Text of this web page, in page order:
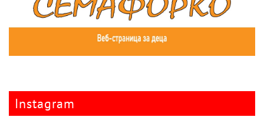
Instagram